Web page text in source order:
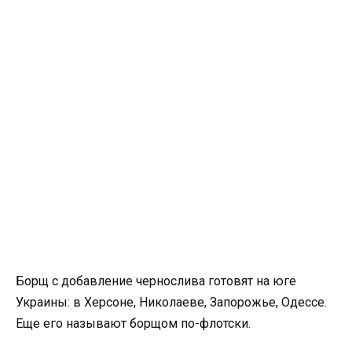
Борщ с добавление чернослива готовят на юге
Украины: в Херсоне, Николаеве, Запорожье, Одессе.
Еще его называют борщом по-флотски.